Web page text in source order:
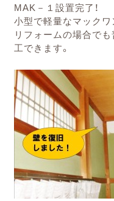
MAK－１設置完了！
小型で軽量なマックワ
リフォームの場合で
工できます。